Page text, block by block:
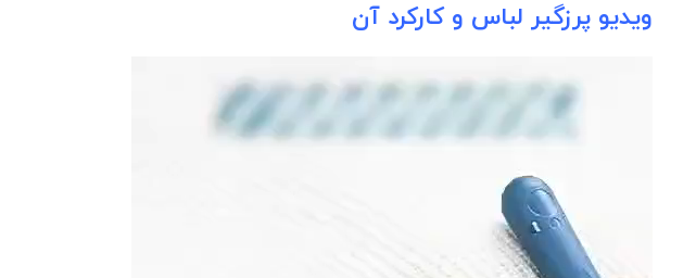
ویدیو پرزگیر لباس و کارکرد آن